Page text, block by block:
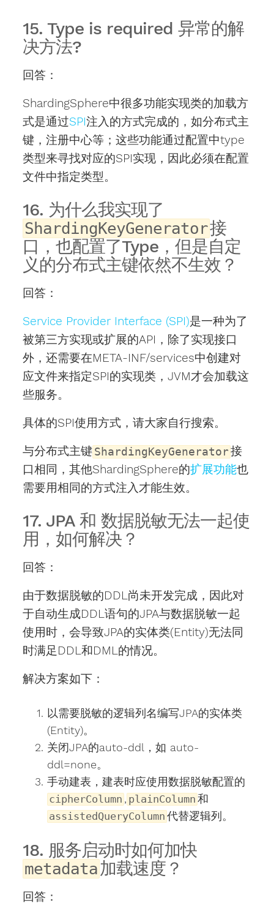
15. Type is required 异常的解
决方法?
回答：
ShardingSphere中很多功能实现类的加载方
式是通过SPI注入的方式完成的，如分布式主
键，注册中心等；这些功能通过配置中type
类型来寻找对应的SPI实现，因此必须在配置
文件中指定类型。
16. 为什么我实现了
ShardingKeyGenerator接
口，也配置了Type，但是自定
义的分布式主键依然不生效？
回答：
Service Provider Interface (SPI)是一种为了
被第三方实现或扩展的API，除了实现接口
外，还需要在META-INF/services中创建对
应文件来指定SPI的实现类，JVM才会加载这
些服务。
具体的SPI使用方式，请大家自行搜索。
与分布式主键 ShardingKeyGenerator接
口相同，其他ShardingSphere的扩展功能也
需要用相同的方式注入才能生效。
17. JPA 和 数据脱敏无法一起使
用，如何解决？
回答：
由于数据脱敏的DDL尚未开发完成，因此对
于自动生成DDL语句的JPA与数据脱敏一起
使用时，会导致JPA的实体类(Entity)无法同
时满足DDL和DML的情况。
解决方案如下：
以需要脱敏的逻辑列名编写JPA的实体类
(Entity)。
关闭JPA的auto-ddl，如 auto-
ddl=none。
手动建表，建表时应使用数据脱敏配置的
cipherColumn , plainColumn 和
assistedQueryColumn 代替逻辑列。
18. 服务启动时如何加快
metadata 加载速度？
回答：